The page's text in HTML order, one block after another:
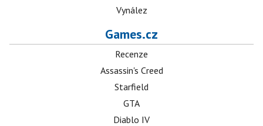
Vynález
Games.cz
Recenze
Assassin's Creed
Starfield
GTA
Diablo IV